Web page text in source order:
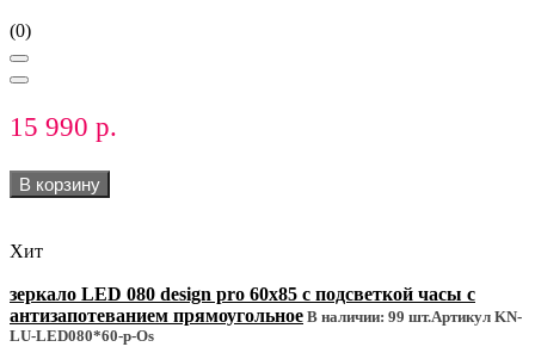
(0)
15 990 р.
В корзину
Хит
зеркало LED 080 design pro 60x85 с подсветкой часы с
антизапотеванием прямоугольное В наличии: 99 шт.Артикул KN-
LU-LED080*60-p-Os